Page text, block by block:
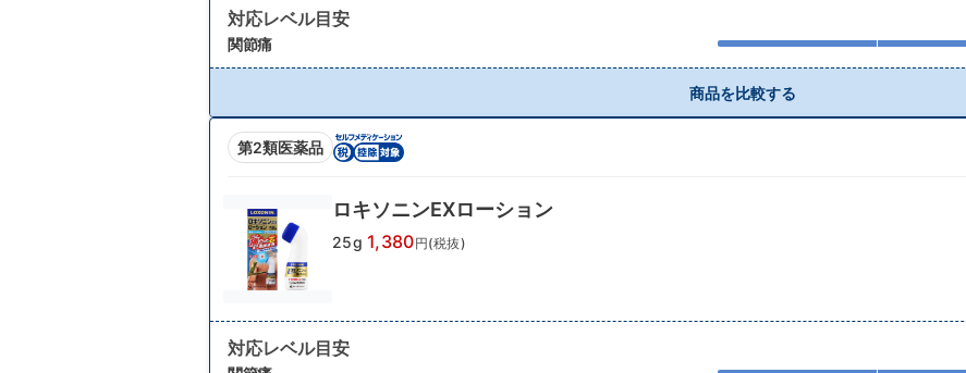
対応レベル目安
関節痛
商品を比較する
第2類医薬品
ロキソニンEXローション
25g 1,380円(税抜)
対応レベル目安